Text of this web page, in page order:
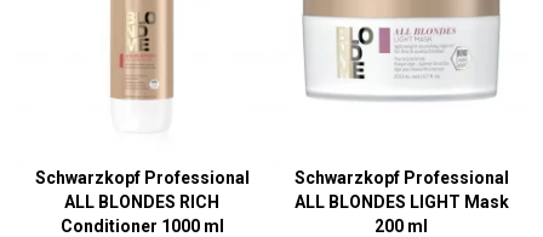
Schwarzkopf Professional
ALL BLONDES RICH
Conditioner 1000 ml
Schwarzkopf Professional
ALL BLONDES LIGHT Mask
200 ml